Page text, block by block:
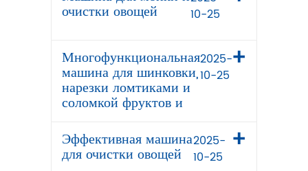
очистки овощей
10-25
Многофункциональная
машина для шинковки,
нарезки ломтиками и
соломкой фруктов и
2025-
10-25
Эффективная машина
для очистки овощей
2025-
10-25